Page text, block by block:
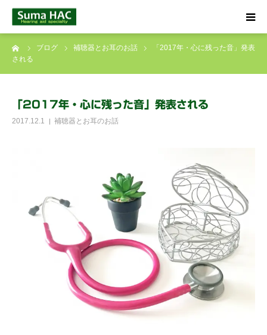
ブログ 補聴器とお耳のお話
「2017年・心に残った音」発表
される
「2017年・心に残った音」発表される
2017.12.1 補聴器とお耳のお話
HOME
補聴器について
☎ 0120-09-4133